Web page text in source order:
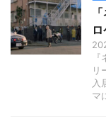
リ
入
マ